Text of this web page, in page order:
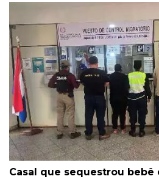
Casal que sequestrou bebê